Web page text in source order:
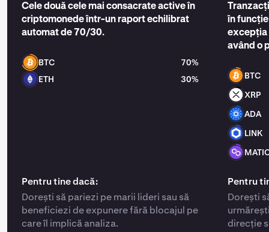
Cele două cele mai consacrate active în
criptomonede într-un raport echilibrat
automat de 70/30.
BTC
70%
ETH
30%
Pentru tine dacă:
Dorești să pariezi pe marii lideri sau să
beneficiezi de expunere fără blocajul pe
care îl implică analiza.
în
excepția
având o
BTC
XRP
ADA
LINK
Pentru
Dorești
direcție